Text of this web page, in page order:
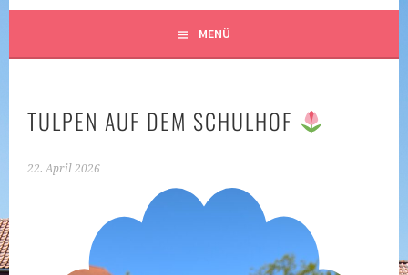
MENÜ
TULPEN AUF DEM SCHULHOF
22. April 2026